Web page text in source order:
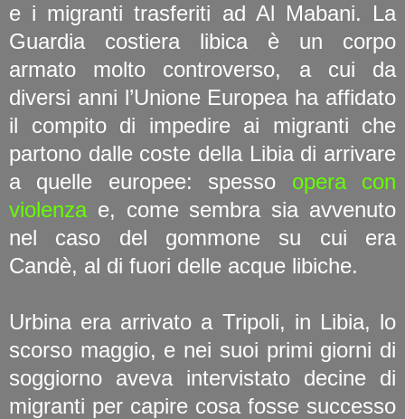
e i migranti trasferiti ad Al Mabani. La
Guardia costiera libica è un corpo
armato molto controverso, a cui da
diversi anni l’Unione Europea ha affidato
il compito di impedire ai migranti che
partono dalle coste della Libia di arrivare
a quelle europee: spesso opera con
violenza e, come sembra sia avvenuto
nel caso del gommone su cui era
Candè, al di fuori delle acque libiche.
Urbina era arrivato a Tripoli, in Libia, lo
scorso maggio, e nei suoi primi giorni di
soggiorno aveva intervistato decine di
migranti per capire cosa fosse successo